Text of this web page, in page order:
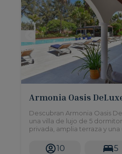
Armonia Oasis
Descubran Armonia Oasis
una villa de lujo de 5
privada, amplia terraza y
familias y grupos!
10 5